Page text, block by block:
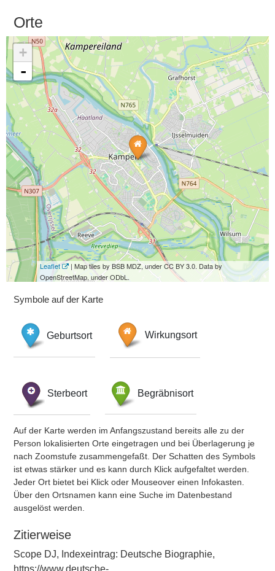
Orte
+
-
Leaflet
| Map tiles by BSB MDZ, under CC BY 3.0. Data by
OpenStreetMap, under ODbL.
Symbole auf der Karte
Geburtsort Wirkungsort
Sterbeort Begräbnisort
Auf der Karte werden im Anfangszustand bereits alle zu der
Person lokalisierten Orte eingetragen und bei Überlagerung je
nach Zoomstufe zusammengefaßt. Der Schatten des Symbols
ist etwas stärker und es kann durch Klick aufgefaltet werden.
Jeder Ort bietet bei Klick oder Mouseover einen Infokasten.
Über den Ortsnamen kann eine Suche im Datenbestand
ausgelöst werden.
Zitierweise
Scope DJ, Indexeintrag: Deutsche Biographie,
https://www.deutsche-